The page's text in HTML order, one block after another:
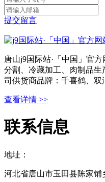
提交留言
唐山j9国际站·「中国」官
分割、冷藏加工、肉制品
司供货商品牌：千喜鹤、
查看详情 >>
联系信息
地址：
河北省唐山市玉田县陈家铺